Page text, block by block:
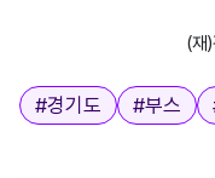
(재
태그
#경기도 #부스